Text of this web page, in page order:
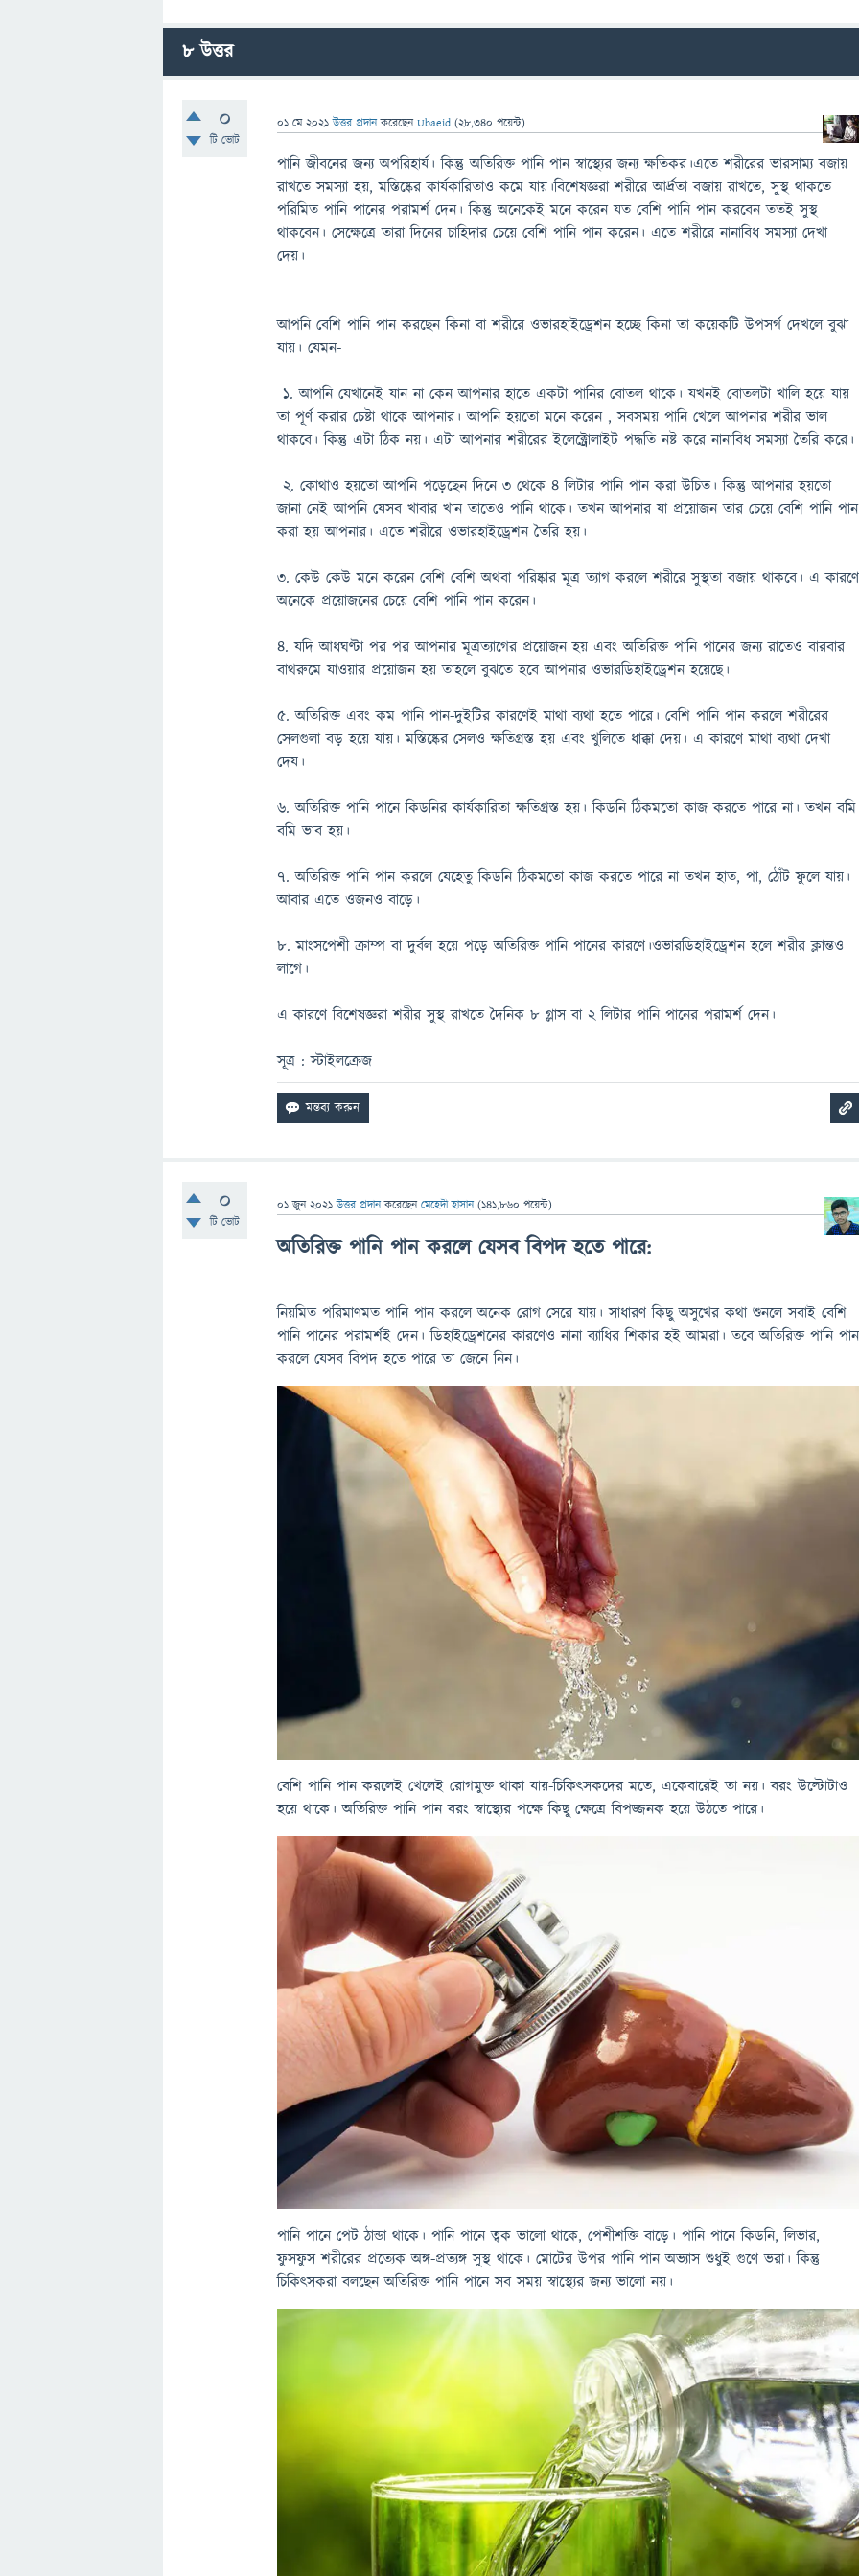
8উত্তর
0
টি ভোট
01 মে 2021 উত্তর প্রদান করেছেনUbaeid (28,340 পয়েন্ট)
পানি জীবনের জন্য অপরিহার্য। কিন্তু অতিরিক্ত পানি পান স্বাস্থ্যের জন্য ক্ষতিকর।এতে শরীরের ভারসাম্য বজায়
রাখতে সমস্যা হয়, মস্তিষ্কের কার্যকারিতাও কমে যায়।বিশেষজ্ঞরা শরীরে আর্দ্রতা বজায় রাখতে, সুস্থ থাকতে
পরিমিত পানি পানের পরামর্শ দেন। কিন্তু অনেকেই মনে করেন যত বেশি পানি পান করবেন ততই সুস্থ
থাকবেন। সেক্ষেত্রে তারা দিনের চাহিদার চেয়ে বেশি পানি পান করেন। এতে শরীরে নানাবিধ সমস্যা দেখা
দেয়।
আপনি বেশি পানি পান করছেন কিনা বা শরীরে ওভারহাইড্রেশন হচ্ছে কিনা তা কয়েকটি উপসর্গ দেখলে বুঝা
যায়। যেমন-
১. আপনি যেখানেই যান না কেন আপনার হাতে একটা পানির বোতল থাকে। যখনই বোতলটা খালি হয়ে যায়
তা পূর্ণ করার চেষ্টা থাকে আপনার। আপনি হয়তো মনে করেন , সবসময় পানি খেলে আপনার শরীর ভাল
থাকবে। কিন্তু এটা ঠিক নয়। এটা আপনার শরীরের ইলেক্ট্রোলাইট পদ্ধতি নষ্ট করে নানাবিধ সমস্যা তৈরি করে।
২. কোথাও হয়তো আপনি পড়েছেন দিনে ৩ থেকে ৪ লিটার পানি পান করা উচিত। কিন্তু আপনার হয়তো
জানা নেই আপনি যেসব খাবার খান তাতেও পানি থাকে। তখন আপনার যা প্রয়োজন তার চেয়ে বেশি পানি পান
করা হয় আপনার। এতে শরীরে ওভারহাইড্রেশন তৈরি হয়।
৩. কেউ কেউ মনে করেন বেশি বেশি অথবা পরিষ্কার মূত্র ত্যাগ করলে শরীরে সুস্থতা বজায় থাকবে। এ কারণে
অনেকে প্রয়োজনের চেয়ে বেশি পানি পান করেন।
৪. যদি আধঘণ্টা পর পর আপনার মূত্রত্যাগের প্রয়োজন হয় এবং অতিরিক্ত পানি পানের জন্য রাতেও বারবার
বাথরুমে যাওয়ার প্রয়োজন হয় তাহলে বুঝতে হবে আপনার ওভারডিহাইড্রেশন হয়েছে।
৫. অতিরিক্ত এবং কম পানি পান-দুইটির কারণেই মাথা ব্যথা হতে পারে। বেশি পানি পান করলে শরীরের
সেলগুলা বড় হয়ে যায়। মস্তিষ্কের সেলও ক্ষতিগ্রস্ত হয় এবং খুলিতে ধাক্কা দেয়। এ কারণে মাথা ব্যথা দেখা
দেয।
৬. অতিরিক্ত পানি পানে কিডনির কার্যকারিতা ক্ষতিগ্রস্ত হয়। কিডনি ঠিকমতো কাজ করতে পারে না। তখন বমি
বমি ভাব হয়।
৭. অতিরিক্ত পানি পান করলে যেহেতু কিডনি ঠিকমতো কাজ করতে পারে না তখন হাত, পা, ঠোঁট ফুলে যায়।
আবার এতে ওজনও বাড়ে।
৮. মাংসপেশী ক্রাম্প বা দুর্বল হয়ে পড়ে অতিরিক্ত পানি পানের কারণে।ওভারডিহাইড্রেশন হলে শরীর ক্লান্তও
লাগে।
এ কারণে বিশেষজ্ঞরা শরীর সুস্থ রাখতে দৈনিক ৮ গ্লাস বা ২ লিটার পানি পানের পরামর্শ দেন।
সূত্র : স্টাইলক্রেজ
0
টি ভোট
01 জুন 2021 উত্তর প্রদান করেছেনমেহেদী হাসান (141,860 পয়েন্ট)
অতিরিক্ত পানি পান করলে যেসব বিপদ হতে পারে:
নিয়মিত পরিমাণমত পানি পান করলে অনেক রোগ সেরে যায়। সাধারণ কিছু অসুখের কথা শুনলে সবাই বেশি
পানি পানের পরামর্শই দেন। ডিহাইড্রেশনের কারণেও নানা ব্যাধির শিকার হই আমরা। তবে অতিরিক্ত পানি পান
করলে যেসব বিপদ হতে পারে তা জেনে নিন।
বেশি পানি পান করলেই খেলেই রোগমুক্ত থাকা যায়-চিকিৎসকদের মতে, একেবারেই তা নয়। বরং উল্টোটাও
হয়ে থাকে। অতিরিক্ত পানি পান বরং স্বাস্থ্যের পক্ষে কিছু ক্ষেত্রে বিপজ্জনক হয়ে উঠতে পারে।
পানি পানে পেট ঠান্ডা থাকে। পানি পানে ত্বক ভালো থাকে, পেশীশক্তি বাড়ে। পানি পানে কিডনি, লিভার,
ফুসফুস শরীরের প্রত্যেক অঙ্গ-প্রত্যঙ্গ সুস্থ থাকে। মোটের উপর পানি পান অভ্যাস শুধুই গুণে ভরা। কিন্তু
চিকিৎসকরা বলছেন অতিরিক্ত পানি পানে সব সময় স্বাস্থ্যের জন্য ভালো নয়।